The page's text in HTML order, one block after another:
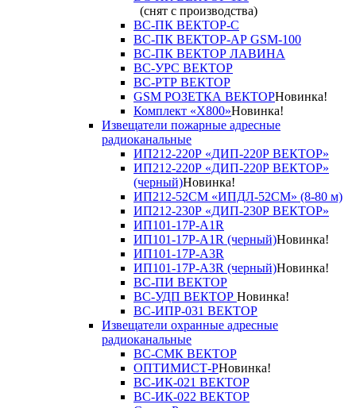
(снят с производства)
ВС-ПК ВЕКТОР-С
ВС-ПК ВЕКТОР-АР GSM-100
ВС-ПК ВЕКТОР ЛАВИНА
ВС-УРС ВЕКТОР
ВС-РТР ВЕКТОР
GSM РОЗЕТКА ВЕКТОРНовинка!
Комплект «X800»Новинка!
Извещатели пожарные адресные
радиоканальные
ИП212-220Р «ДИП-220Р ВЕКТОР»
ИП212-220Р «ДИП-220Р ВЕКТОР»
(черный)Новинка!
ИП212-52СМ «ИПДЛ-52СМ» (8-80 м)
ИП212-230Р «ДИП-230Р ВЕКТОР»
ИП101-17Р-A1R
ИП101-17Р-A1R (черный)Новинка!
ИП101-17Р-A3R
ИП101-17Р-A3R (черный)Новинка!
ВС-ПИ ВЕКТОР
ВС-УДП ВЕКТОР Новинка!
ВС-ИПР-031 ВЕКТОР
Извещатели охранные адресные
радиоканальные
ВС-СМК ВЕКТОР
ОПТИМИСТ-РНовинка!
ВС-ИК-021 ВЕКТОР
ВС-ИК-022 ВЕКТОР